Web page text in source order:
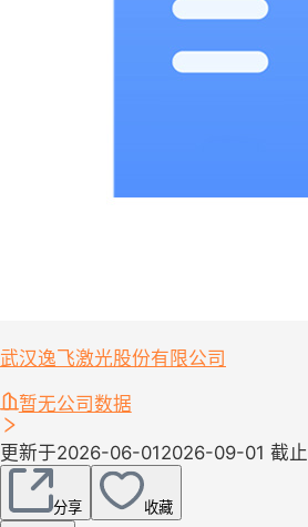
武汉逸飞激光股份有限公司
暂无公司数据
更新于2026-06-012026-09-01 截止
分享 收藏